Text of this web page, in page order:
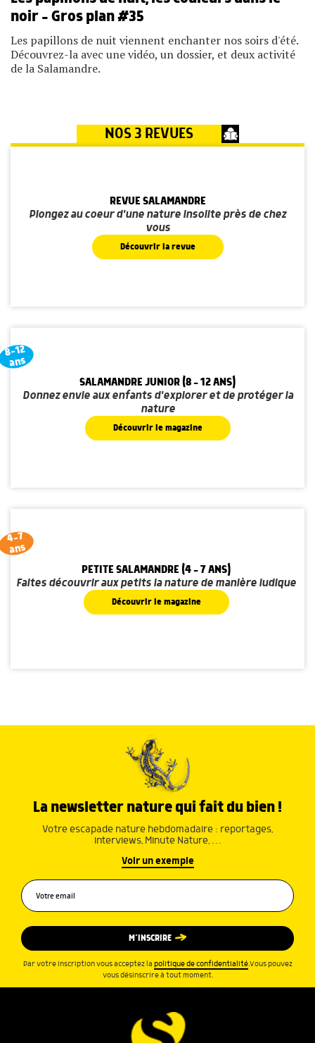
noir – Gros plan #35
Les papillons de nuit viennent enchanter nos soirs d'été.
Découvrez-la avec une vidéo, un dossier, et deux activité
de la Salamandre.
NOS 3 REVUES
REVUE SALAMANDRE
Plongez au coeur d'une nature insolite près de chez
vous
Découvrir la revue
8-12
ans
SALAMANDRE JUNIOR (8 - 12 ANS)
Donnez envie aux enfants d'explorer et de protéger la
nature
Découvrir le magazine
4-7
ans
PETITE SALAMANDRE (4 - 7 ANS)
Faites découvrir aux petits la nature de manière ludique
Découvrir le magazine
La newsletter nature qui fait du bien !
Votre escapade nature hebdomadaire : reportages,
interviews, Minute Nature, …
Voir un exemple
M’INSCRIRE
Par votre inscription vous acceptez la politique de confidentialité.Vous pouvez
vous désinscrire à tout moment.